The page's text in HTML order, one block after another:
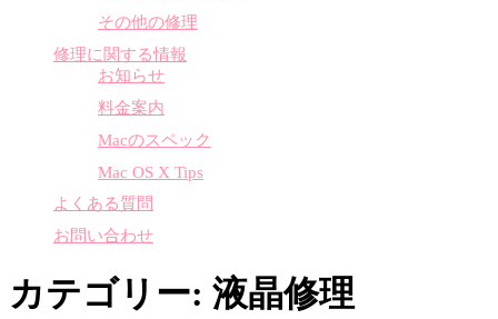
その他の修理
修理に関する情報
お知らせ
料金案内
Macのスペック
Mac OS X Tips
よくある質問
お問い合わせ
カテゴリー: 液晶修理